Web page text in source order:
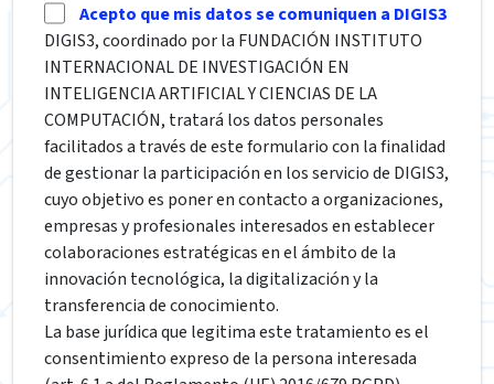
Acepto que mis datos se comuniquen a DIGIS3
DIGIS3, coordinado por la FUNDACIÓN INSTITUTO
INTERNACIONAL DE INVESTIGACIÓN EN
INTELIGENCIA ARTIFICIAL Y CIENCIAS DE LA
COMPUTACIÓN, tratará los datos personales
facilitados a través de este formulario con la finalidad
de gestionar la participación en los servicio de DIGIS3,
cuyo objetivo es poner en contacto a organizaciones,
empresas y profesionales interesados en establecer
colaboraciones estratégicas en el ámbito de la
innovación tecnológica, la digitalización y la
transferencia de conocimiento.
La base jurídica que legitima este tratamiento es el
consentimiento expreso de la persona interesada